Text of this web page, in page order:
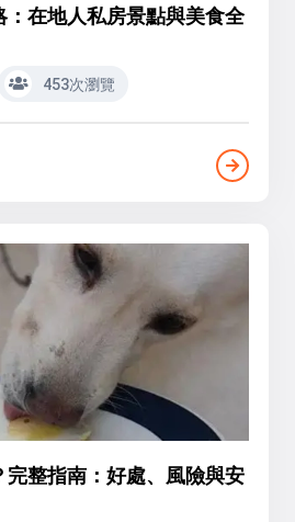
：在地人私房景點與美食全
453次瀏覽
整指南：好處、風險與安